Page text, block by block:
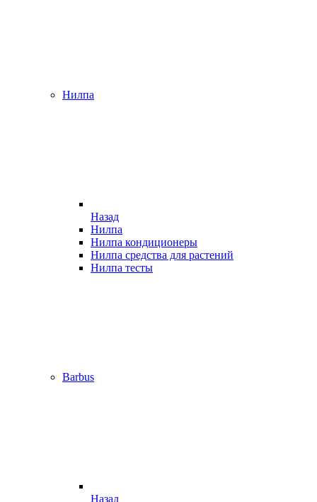
Нилпа
Назад
Нилпа
Нилпа кондиционеры
Нилпа средства для растений
Нилпа тесты
Barbus
Назад